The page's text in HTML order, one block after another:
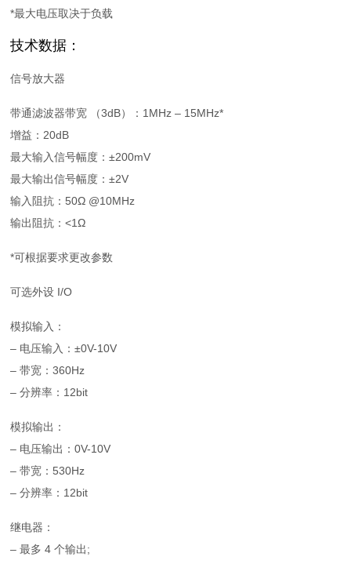
*最大电压取决于负载
技术数据：
信号放大器
带通滤波器带宽 （3dB）：1MHz – 15MHz*
增益：20dB
最大输入信号幅度：±200mV
最大输出信号幅度：±2V
输入阻抗：50Ω @10MHz
输出阻抗：<1Ω
*可根据要求更改参数
可选外设 I/O
模拟输入：
– 电压输入：±0V-10V
– 带宽：360Hz
– 分辨率：12bit
模拟输出：
– 电压输出：0V-10V
– 带宽：530Hz
– 分辨率：12bit
继电器：
– 最多 4 个输出;